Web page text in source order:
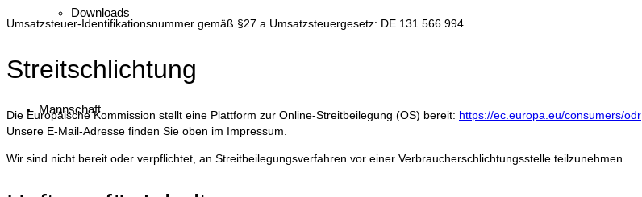
Downloads
Mannschaft
Umsatzsteuer-Identifikationsnummer gemäß §27 a Umsatzsteuergesetz: DE 131 566 994
Streitschlichtung
Die Europäische Kommission stellt eine Plattform zur Online-Streitbeilegung (OS) bereit: https://ec.europa.eu/consumers/odr
Unsere E-Mail-Adresse finden Sie oben im Impressum.
Wir sind nicht bereit oder verpflichtet, an Streitbeilegungsverfahren vor einer Verbraucherschlichtungsstelle teilzunehmen.